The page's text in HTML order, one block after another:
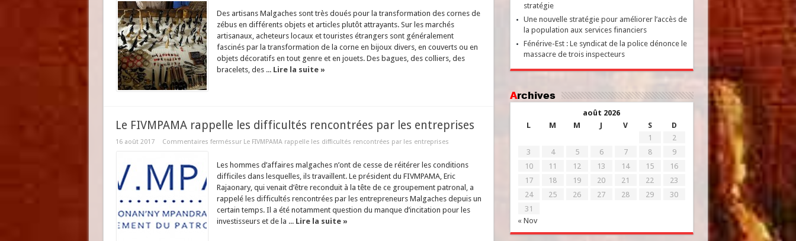
Des artisans Malgaches sont très doués pour la transformation des cornes de
zébus en différents objets et articles plutôt attrayants. Sur les marchés
artisanaux, acheteurs locaux et touristes étrangers sont généralement
fascinés par la transformation de la corne en bijoux divers, en couverts ou en
objets décoratifs en tout genre et en jouets. Des bagues, des colliers, des
bracelets, des ... Lire la suite »
Le FIVMPAMA rappelle les difficultés rencontrées par les entreprises
16 août 2017 Commentaires ferméssur Le FIVMPAMA rappelle les difficultés rencontrées par les entreprises
Les hommes d’affaires malgaches n’ont de cesse de réitérer les conditions
difficiles dans lesquelles, ils travaillent. Le président du FIVMPAMA, Eric
Rajaonary, qui venait d’être reconduit à la tête de ce groupement patronal, a
rappelé les difficultés rencontrées par les entrepreneurs Malgaches depuis un
certain temps. Il a été notamment question du manque d’incitation pour les
investisseurs et de la ... Lire la suite »
stratégie
Une nouvelle stratégie pour améliorer l’accès de
la population aux services financiers
Fénérive-Est : Le syndicat de la police dénonce le
massacre de trois inspecteurs
Archives
août 2026
L
M M J V S D
« Nov
1
2
3
4 5 6 7 8
9
10
11 12 13 14 15
16
17
18 19 20 21 22
23
24
25 26 27 28 29
30
31